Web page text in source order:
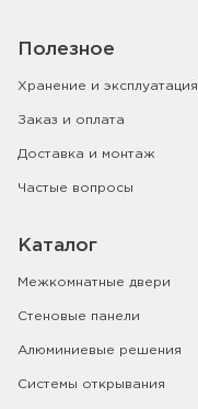
Полезное
Хранение и эксплуатация
Заказ и оплата
Доставка и монтаж
Частые вопросы
Каталог
Межкомнатные двери
Стеновые панели
Алюминиевые решения
Системы открывания